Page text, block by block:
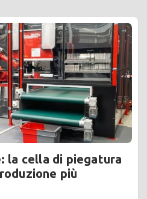
la cella di piegatura
più